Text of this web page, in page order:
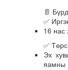
📄
✅
16 нас
✅
Эх
яамны